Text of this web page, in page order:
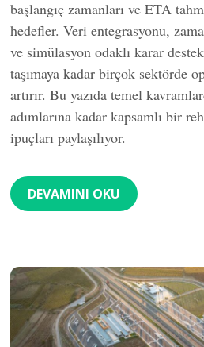
başlangıç zamanları ve ETA
hedefler. Veri entegrasyonu,
ve simülasyon odaklı karar
taşımaya kadar birçok sektörde
artırır. Bu yazıda temel
adımlarına kadar kapsamlı bir
ipuçları paylaşılıyor.
DEVAMINI OKU